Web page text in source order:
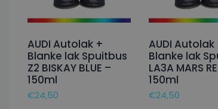
AUDI Autolak +
Blanke lak Spuitbus
Z2 BISKAY BLUE –
150ml
€24,50
AUDI Autolak
Blanke lak
LA3A MARS
150ml
€24,50